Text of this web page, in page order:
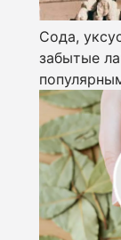
Сода,
забытые